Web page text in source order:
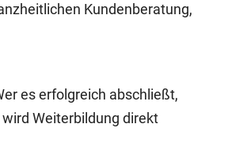
Kundenberatung,
es erfolgreich abschließt,
Weiterbildung direkt